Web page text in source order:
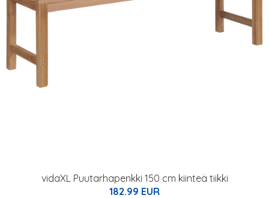
vidaXL Puutarhapenkki 150 cm kiinteä tiikki
182.99 EUR